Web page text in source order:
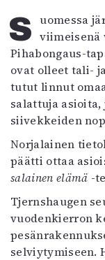
Suomessa järjestetään vuosittain tammikuun
Pihabongaus-
ovat olleet tali-
tutut linnut
salattuja
siivekkeiden
Norjalainen
päätti ottaa
salainen elämä -
Tjernshaugen
vuodenkierron
selviytymiseen.